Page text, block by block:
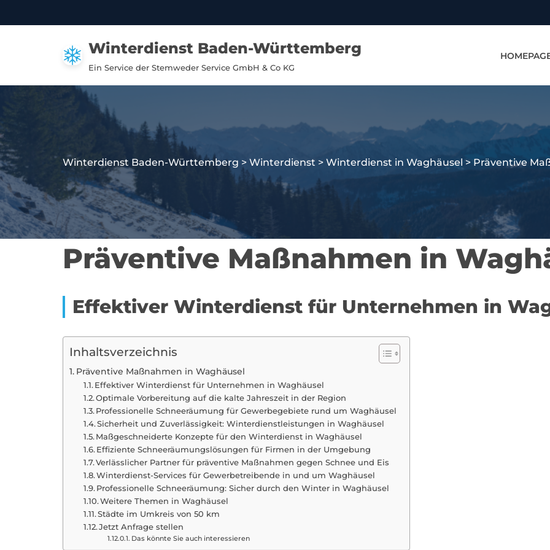
Winterdienst Baden-Württemberg
Ein Service der Stemweder Service GmbH & Co KG
Winterdienst Baden-Württemberg > Winterdienst > Winterdienst in Waghäusel > Präventive
Präventive Maßnahmen in
Effektiver Winterdienst für Unternehmen in
Inhaltsverzeichnis
Präventive Maßnahmen in Waghäusel
Effektiver Winterdienst für Unternehmen in Waghäusel
Optimale Vorbereitung auf die kalte Jahreszeit in der Region
Professionelle Schneeräumung für Gewerbegebiete rund um Waghäusel
Sicherheit und Zuverlässigkeit: Winterdienstleistungen in Waghäusel
Maßgeschneiderte Konzepte für den Winterdienst in Waghäusel
Effiziente Schneeräumungslösungen für Firmen in der Umgebung
Verlässlicher Partner für präventive Maßnahmen gegen Schnee und Eis
Winterdienst-Services für Gewerbetreibende in und um Waghäusel
Professionelle Schneeräumung: Sicher durch den Winter in Waghäusel
Weitere Themen in Waghäusel
Städte im Umkreis von 50 km
Jetzt Anfrage stellen
Das könnte Sie auch interessieren